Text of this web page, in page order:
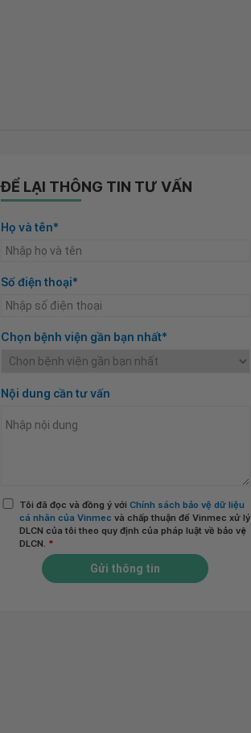
ĐỂ LẠI THÔNG TIN TƯ VẤN
Họ và tên*
Số điện thoại*
Chọn bệnh viện gần bạn nhất*
Nội dung cần tư vấn
Tôi đã đọc và đồng ý với Chính sách bảo vệ dữ liệu
cá nhân của Vinmec và chấp thuận để Vinmec xử lý
DLCN của tôi theo quy định của pháp luật về bảo vệ
DLCN. *
Gửi thông tin